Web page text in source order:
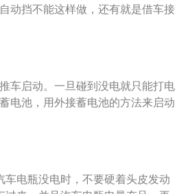
动挡不能这样做，还有就是借车接
挡。最开始说说汽车如何发动。自
用外置电源来开启。这个外置电源
启动电源。外置电源搭线开启的操
车的正极；2、随后接入救援车的
属位置）。留意：严防正负极触碰
先正后负的顺序取下搭线。最开
充电器与电瓶正负端接入好后，设
打火开启，便可以正常的使用了。
下，可以向路过的车子或者亲朋好
车启动。一旦碰到没电就只能打电
电池，用外接蓄电池的方法来启动
极相接，再把二者负极相接，然后
蓄电池，看看是否需要继续充电甚
有人手和工具，那就只有求助于应
充电。打火启动后在最近一个出口
电瓶没电时，不要硬着头皮发动